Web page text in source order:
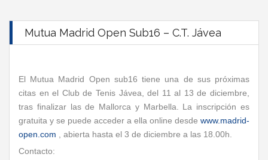
Mutua Madrid Open Sub16 – C.T. Jávea
El Mutua Madrid Open sub16 tiene una de sus próximas
citas en el Club de Tenis Jávea, del 11 al 13 de diciembre,
tras finalizar las de Mallorca y Marbella. La inscripción es
gratuita y se puede acceder a ella online desde www.madrid-
open.com , abierta hasta el 3 de diciembre a las 18.00h.
Contacto: